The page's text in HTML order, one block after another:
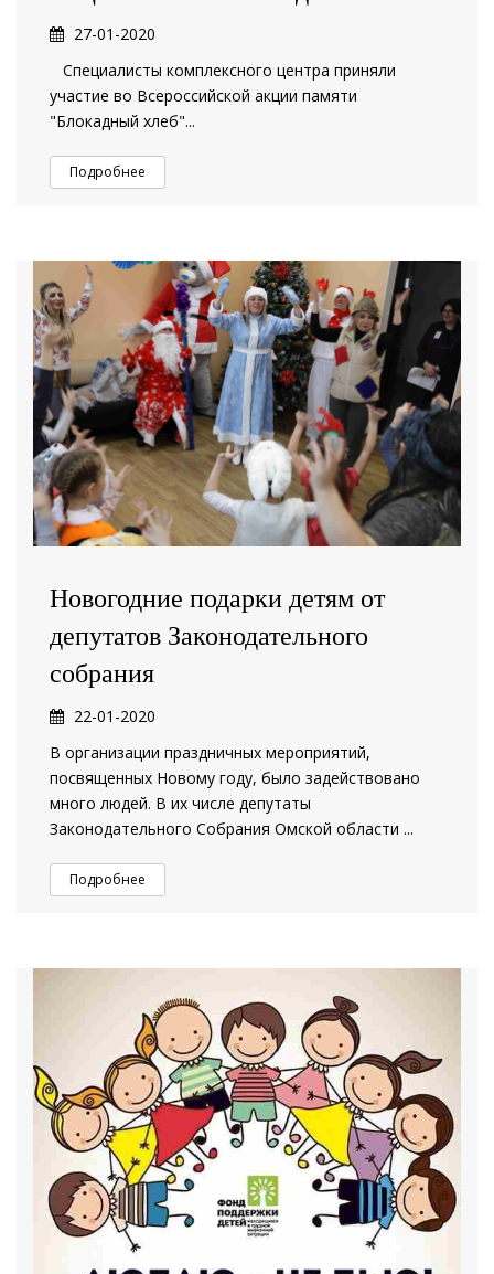
27-01-2020
Специалисты комплексного центра приняли
участие во Всероссийской акции памяти
"Блокадный хлеб"...
Подробнее
Новогодние подарки детям от
депутатов Законодательного
собрания
22-01-2020
В организации праздничных мероприятий,
посвященных Новому году, было задействовано
много людей. В их числе депутаты
Законодательного Собрания Омской области ...
Подробнее